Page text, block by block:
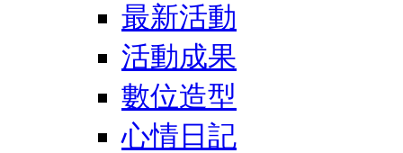
最新活動
活動成果
數位造型
心情日記